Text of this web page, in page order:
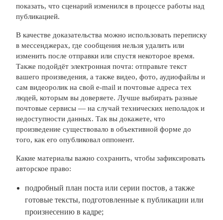
показать, что сценарий изменился в процессе работы над
публикацией.
В качестве доказательства можно использовать переписку
в мессенджерах, где сообщения нельзя удалить или
изменить после отправки или спустя некоторое время.
Также подойдёт электронная почта: отправьте текст
вашего произведения, а также видео, фото, аудиофайлы и
сам видеоролик на свой e-mail и почтовые адреса тех
людей, которым вы доверяете. Лучше выбирать разные
почтовые сервисы — на случай технических неполадок и
недоступности данных. Так вы докажете, что
произведение существовало в объективной форме до
того, как его опубликовал оппонент.
Какие материалы важно сохранить, чтобы зафиксировать
авторское право:
подробный план поста или серии постов, а также
готовые тексты, подготовленные к публикации или
произнесению в кадре;